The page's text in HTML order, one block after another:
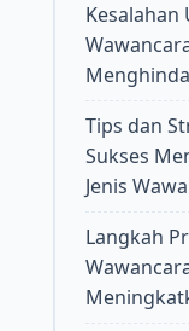
Kesalahan
Tips dan
Sukses
Jenis
Langkah